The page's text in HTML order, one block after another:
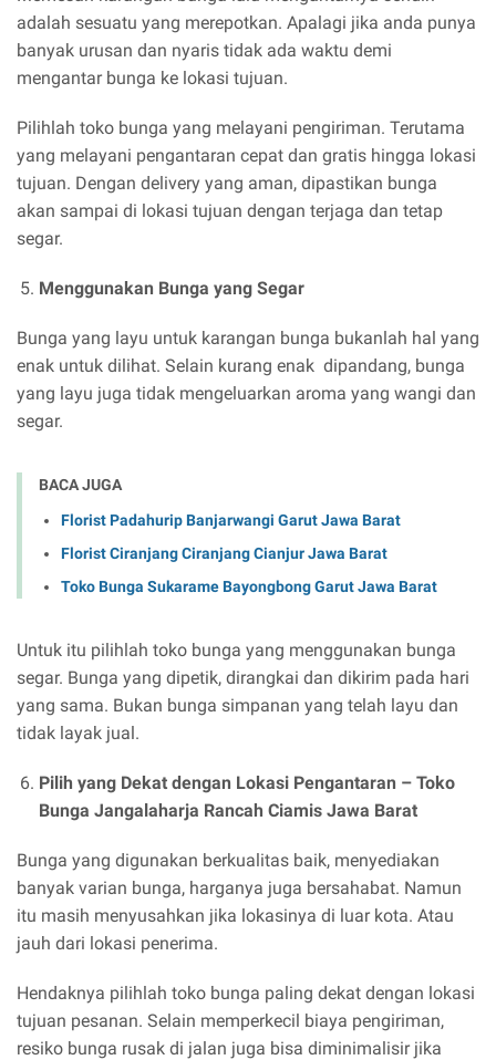
adalah sesuatu yang merepotkan. Apalagi jika anda punya
banyak urusan dan nyaris tidak ada waktu demi
mengantar bunga ke lokasi tujuan.
Pilihlah toko bunga yang melayani pengiriman. Terutama
yang melayani pengantaran cepat dan gratis hingga lokasi
tujuan. Dengan delivery yang aman, dipastikan bunga
akan sampai di lokasi tujuan dengan terjaga dan tetap
segar.
Menggunakan Bunga yang Segar
Bunga yang layu untuk karangan bunga bukanlah hal yang
enak untuk dilihat. Selain kurang enak dipandang, bunga
yang layu juga tidak mengeluarkan aroma yang wangi dan
segar.
BACA JUGA
Florist Padahurip Banjarwangi Garut Jawa Barat
Florist Ciranjang Ciranjang Cianjur Jawa Barat
Toko Bunga Sukarame Bayongbong Garut Jawa Barat
Untuk itu pilihlah toko bunga yang menggunakan bunga
segar. Bunga yang dipetik, dirangkai dan dikirim pada hari
yang sama. Bukan bunga simpanan yang telah layu dan
tidak layak jual.
Pilih yang Dekat dengan Lokasi Pengantaran – Toko
Bunga Jangalaharja Rancah Ciamis Jawa Barat
Bunga yang digunakan berkualitas baik, menyediakan
banyak varian bunga, harganya juga bersahabat. Namun
itu masih menyusahkan jika lokasinya di luar kota. Atau
jauh dari lokasi penerima.
Hendaknya pilihlah toko bunga paling dekat dengan lokasi
tujuan pesanan. Selain memperkecil biaya pengiriman,
resiko bunga rusak di jalan juga bisa diminimalisir jika